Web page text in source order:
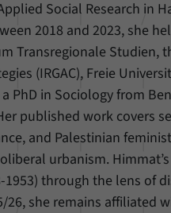
Social Research in
2018 and 2023, she
Transregionale Studien,
(IRGAC), Freie
PhD in Sociology from
published work covers
and Palestinian
urbanism.
through the lens of
she remains affiliated